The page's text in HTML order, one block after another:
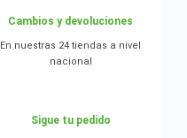
Cambios y devoluciones
En nuestras 24 tiendas a nivel
nacional
Sigue tu pedido